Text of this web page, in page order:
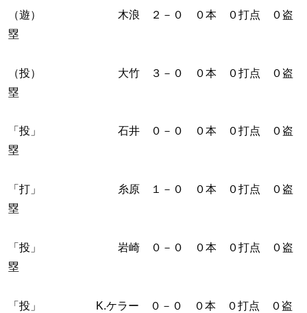
（遊） 木浪 ２－０ ０本 ０打点 ０盗
塁
（投） 大竹 ３－０ ０本 ０打点 ０盗
塁
「投」 石井 ０－０ ０本 ０打点 ０盗
塁
「打」 糸原 １－０ ０本 ０打点 ０盗
塁
「投」 岩崎 ０－０ ０本 ０打点 ０盗
塁
「投」 K.ケラー ０－０ ０本 ０打点 ０盗